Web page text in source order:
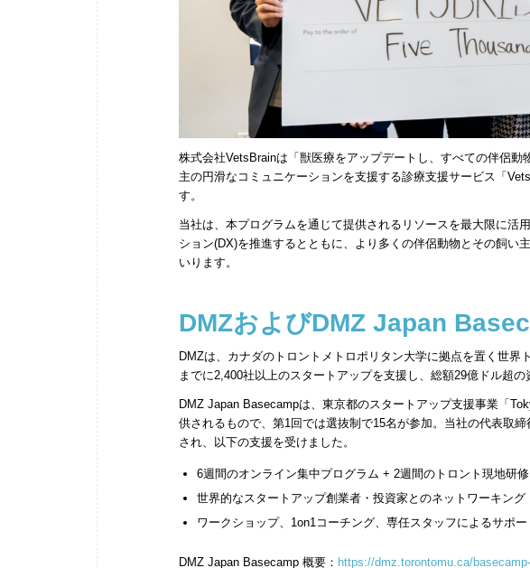
株式会社VetsBrainは「獣医療をアップデートし、すべての伴侶
主の円滑なコミュニケーションを支援する診療支援サービス「
す。​
当社は、本プログラムを通じて提供されるリソースを最大限に活
ション(DX)を推進するとともに、より多くの伴侶動物とその飼い
いります。​
DMZおよびDMZ Japan
DMZは、カナダのトロントメトロポリタン大学に拠点を置く世
までに2,400社以上のスタートアップを支援し、総額29億ドル超
DMZ Japan Basecampは、東京都のスタートアップ支援事業「
供されるもので、第1回では選抜制で15名が参加。当社の代表取
され、以下の支援を受けました。
6週間のオンライン集中プログラム + 2週間のトロント現地研修
世界的なスタートアップ創業者・投資家とのネットワーキング
ワークショップ、1on1コーチング、専任スタッフによるサポー
DMZ Japan Basecamp 概要： https://dmz.torontomu.ca/